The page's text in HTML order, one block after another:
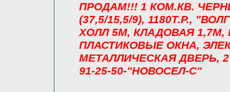
ПРОДАМ!!! 1 КОМ.КВ.
(37,5/15,5/9), 1180Т.Р.,
ХОЛЛ 5М, КЛАДОВАЯ
ПЛАСТИКОВЫЕ ОКНА,
МЕТАЛЛИЧЕСКАЯ ДВЕРЬ,
91-25-50-"НОВОСЕЛ-С"